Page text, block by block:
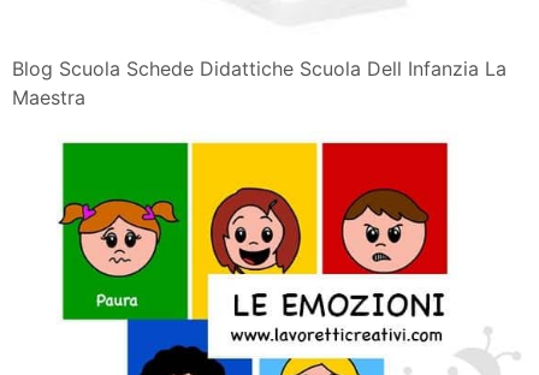
Blog Scuola Schede Didattiche Scuola Dell Infanzia La
Maestra